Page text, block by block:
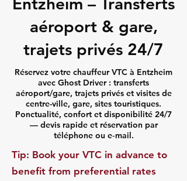
aéroport & gare,
trajets privés 24/7
Réservez votre chauffeur VTC à Entzheim
avec Ghost Driver : transferts
aéroport/gare, trajets privés et visites de
centre-ville, gare, sites touristiques.
Ponctualité, confort et disponibilité 24/7
— devis rapide et réservation par
téléphone ou e‑mail.
​Tip: Book your VTC in advance to
benefit from preferential rates